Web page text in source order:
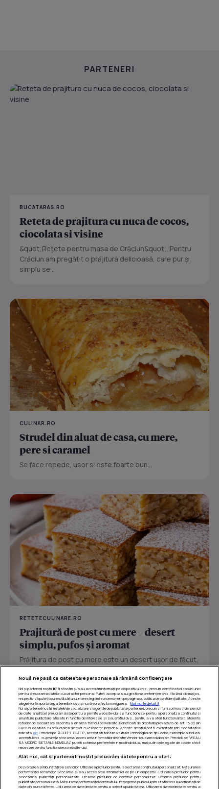
PARTENERI
BUCATARAS.RO
Reteta de prajitura cu nuca de cocos,
ciocolata si visine
&quot;Rețete pentru masa de Crăciun&quot;. Pentru
Crăciun am pregătit o prăjitură delicioasă, care pur și
simplu se...
CULINAR.RO
Strudel din aluat de casa, cu mere,
pere si caramel
Se face repede, usor si este foarte bun...
RETETECULINARE.RO
Prajitură de post cu mere – desert
simplu, pufos și aromat
Prăjitura de post cu mere este un desert ușor de făcut,
sau...
Nouă ne pasă ca datele tale personale să rămână confidențiale
Noi și partenerii noștri 1019stocăm și/sau accesăm informații pe dispozitivul dvs., precum identificatorii cookie unici
pentru prelucrarea datelor cu caracter personal. Puteți accepta sau gestiona preferințele dvs. făcând clic mai jos,
respectiv vă puteți opune utilizării unui interes legitim în orice moment pe pagina cu politica de confidențialitate. Aceste
alegeri vor fi raportate partenerilor noștri și nu vă vor afecta navigarea.
Mai multe detalii
Noi si partenerii nostri (retelele de socializare si agentiile de publicitate partenere, precum si furnizorii nostri de servicii
de date analitice) prelucram date pentru a permite website-ului sa functioneze, pentru a personaliza continutul si
anunturile publicitare afisate in functie de interesele si/sau profilul dvs., pentru a va oferi functionalitati aferente
retelelor de socializare si pentru a analiza traficul pe website. Beneficiati de drepturile prevazute de art. 15-22 din
GDPR in legatura cu prelucrarea datelor cu caracter personal. Aceste drepturi pot fi exercitate prin modalitatea
indicata aici. Prin click pe “ACCEPT TOATE”, acceptati folosirea tuturor Tehnologiilor de tip Cookie, care implica inclusiv
acceptul dvs. cu privire la stocarea/accesarea informatiilor de catre Vendor-ii cu care colaboram. Prin click pe “VREAU
SA MODIFIC SETARILE INDIVIDUAL” puteti schimba preferintele in mod individual, mai putin cele legate de cookie strict
necesare pentru functionarea website-ului.
Atât noi, cât și partenerii noștri prelucrăm datele pentru a oferi:
Dezvoltarea și îmbunătățirea serviciilor. Utilizarea profilurilor pentru selectarea conținutului personalizat. Măsurarea
performanței reclamelor. Stocarea și/sau accesarea informațiilor de pe un dispozitiv. Utilizarea profilurilor pentru
selectarea publicității personalizate. Crearea profilurilor de conținut personalizat. Crearea profilurilor pentru
publicitate personalizată. Măsurarea performanței conținutului. Înțelegerea publicului prin statistici sau combinații de
date din surse diferite. Utilizarea de date limitate pentru a selecta publicitatea. Utilizarea datelor limitate pentru a